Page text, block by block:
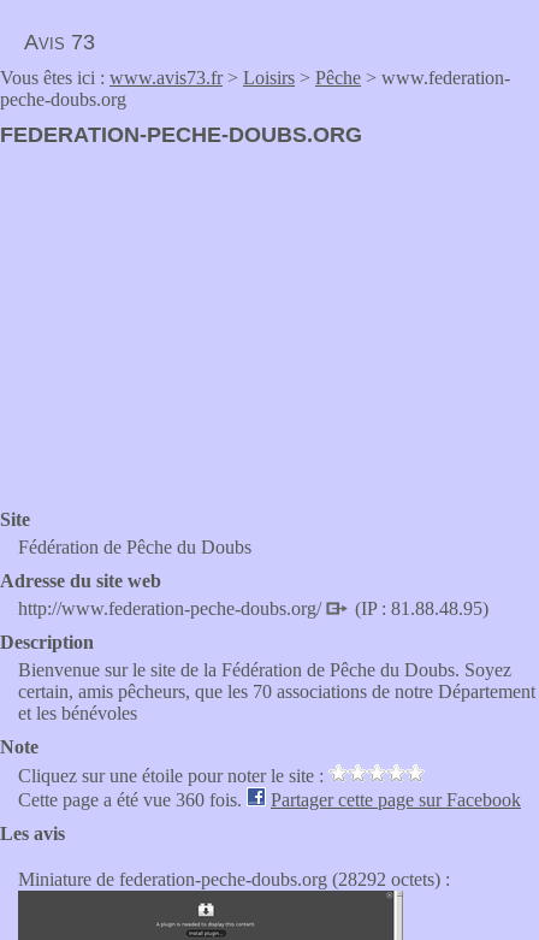
Avis 73
Vous êtes ici : www.avis73.fr> Loisirs > Pêche > www.federation-
peche-doubs.org
FEDERATION-PECHE-DOUBS.ORG
Site
Fédération de Pêche du Doubs
Adresse du site web
http://www.federation-peche-doubs.org/
(IP : 81.88.48.95)
Description
Bienvenue sur le site de la Fédération de Pêche du Doubs. Soyez
certain, amis pêcheurs, que les 70 associations de notre Département
et les bénévoles
Note
Cliquez sur une étoile pour noter le site :
Cette page a été vue 360 fois.
Partager cette page sur Facebook
Les avis
Miniature de federation-peche-doubs.org (28292 octets) :